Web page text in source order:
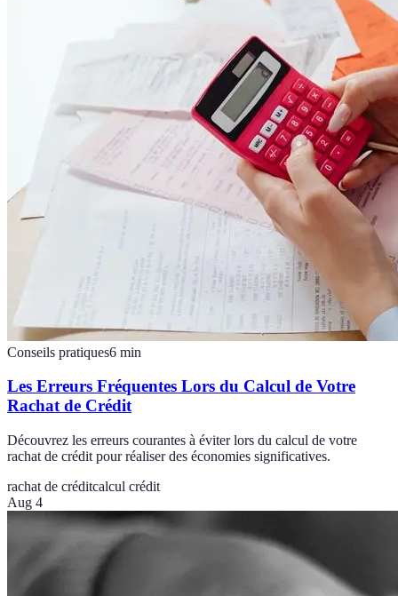
Conseils pratiques6 min
Les Erreurs Fréquentes Lors du Calcul de Votre
Rachat de Crédit
Découvrez les erreurs courantes à éviter lors du calcul de votre
rachat de crédit pour réaliser des économies significatives.
rachat de créditcalcul crédit
Aug 4